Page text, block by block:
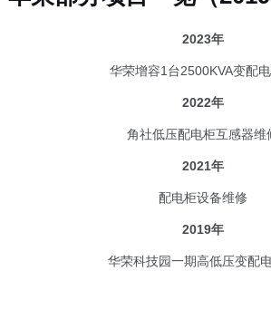
2023年
华荣增容1台2500KVA变配
2022年
角社低压配电柜互感器维
2021年
配电柜设备维修
2019年
华荣科技园一期高低压变配